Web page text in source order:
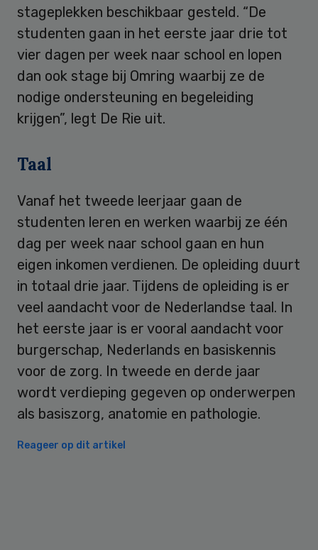
stageplekken beschikbaar gesteld. “De
studenten gaan in het eerste jaar drie tot
vier dagen per week naar school en lopen
dan ook stage bij Omring waarbij ze de
nodige ondersteuning en begeleiding
krijgen”, legt De Rie uit.
Taal
Vanaf het tweede leerjaar gaan de
studenten leren en werken waarbij ze één
dag per week naar school gaan en hun
eigen inkomen verdienen. De opleiding duurt
in totaal drie jaar. Tijdens de opleiding is er
veel aandacht voor de Nederlandse taal. In
het eerste jaar is er vooral aandacht voor
burgerschap, Nederlands en basiskennis
voor de zorg. In tweede en derde jaar
wordt verdieping gegeven op onderwerpen
als basiszorg, anatomie en pathologie.
Reageer op dit artikel